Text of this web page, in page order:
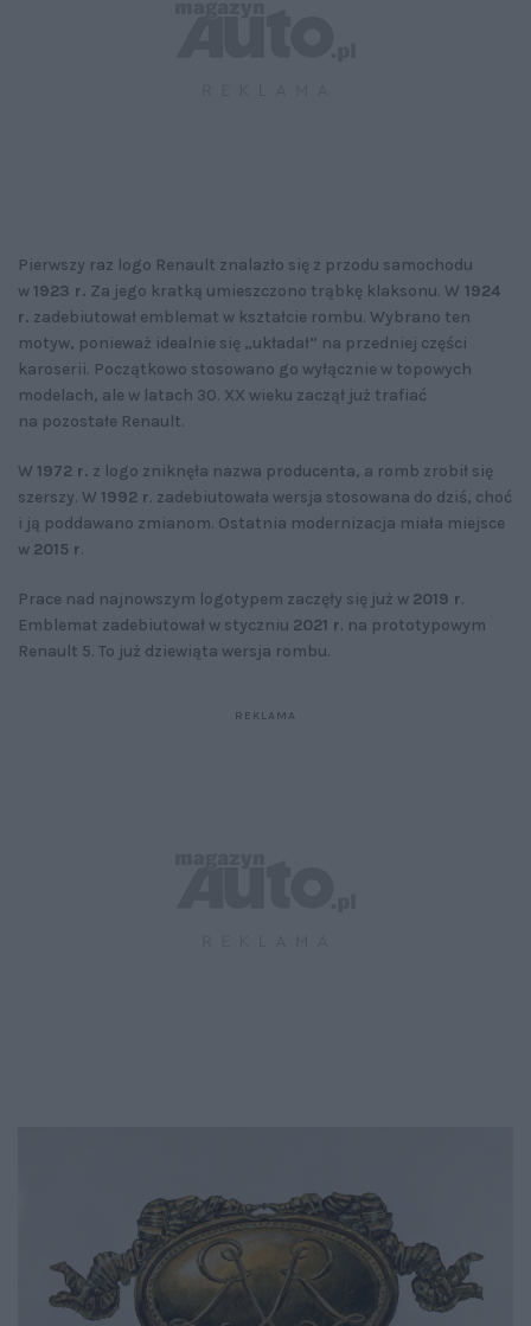
Pierwszy raz logo Renault znalazło się z przodu samochodu
w 1923 r. Za jego kratką umieszczono trąbkę klaksonu. W 1924
r. zadebiutował emblemat w kształcie rombu. Wybrano ten
motyw, ponieważ idealnie się „układał” na przedniej części
karoserii. Początkowo stosowano go wyłącznie w topowych
modelach, ale w latach 30. XX wieku zaczął już trafiać
na pozostałe Renault.
W 1972 r. z logo zniknęła nazwa producenta, a romb zrobił się
szerszy. W 1992 r. zadebiutowała wersja stosowana do dziś, choć
i ją poddawano zmianom. Ostatnia modernizacja miała miejsce
w 2015 r.
Prace nad najnowszym logotypem zaczęły się już w 2019 r.
Emblemat zadebiutował w styczniu 2021 r. na prototypowym
Renault 5. To już dziewiąta wersja rombu.